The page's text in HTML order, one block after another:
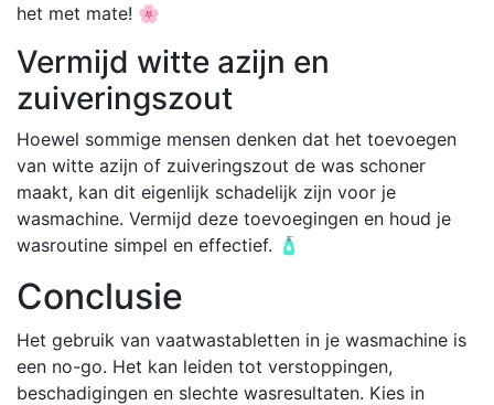
het met mate! 🌸
Vermijd witte azijn en
zuiveringszout
Hoewel sommige mensen denken dat het toevoegen
van witte azijn of zuiveringszout de was schoner
maakt, kan dit eigenlijk schadelijk zijn voor je
wasmachine. Vermijd deze toevoegingen en houd je
wasroutine simpel en effectief. 🧴
Conclusie
Het gebruik van vaatwastabletten in je wasmachine is
een no-go. Het kan leiden tot verstoppingen,
beschadigingen en slechte wasresultaten. Kies in